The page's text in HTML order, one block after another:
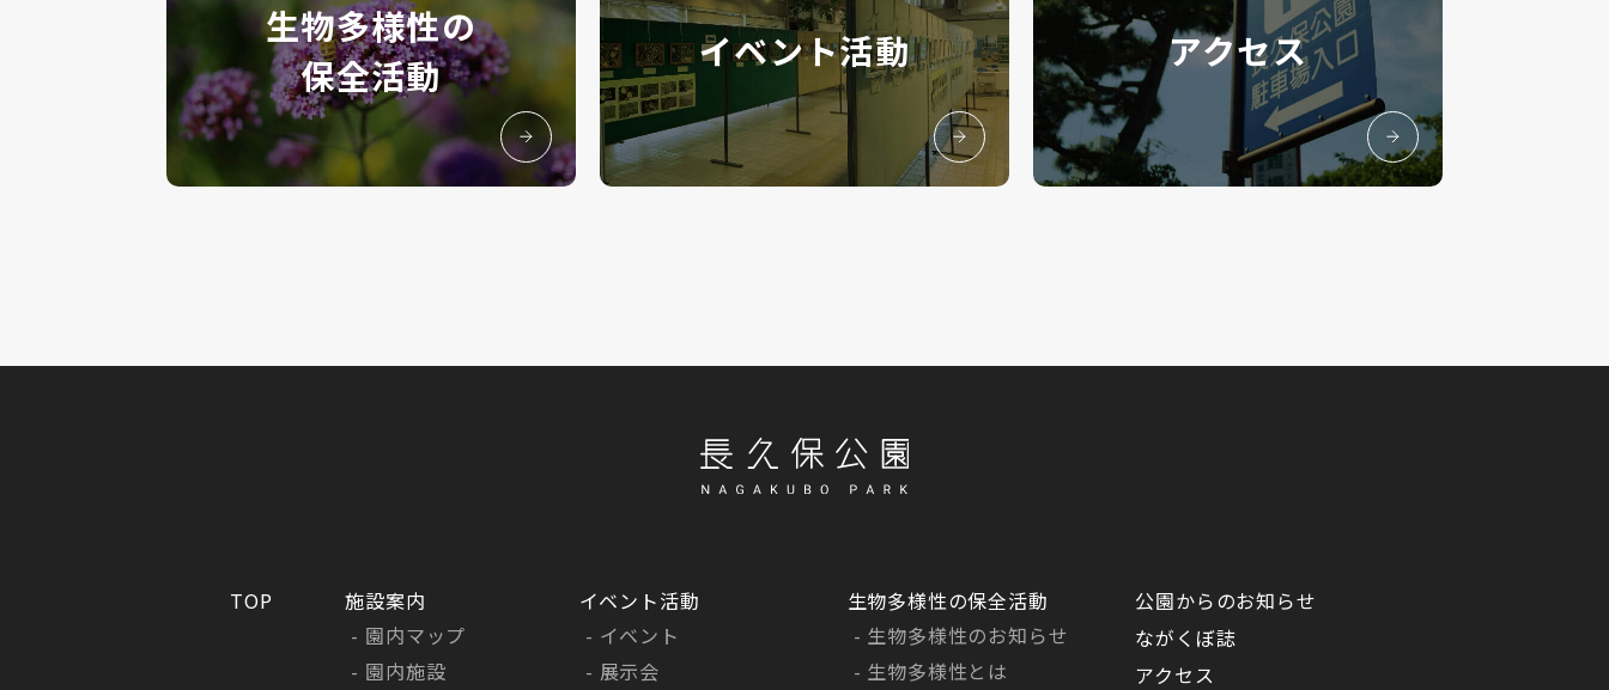
生物多様性の
保全活動
イベント活動 アクセス
TOP
施設案内
園内マップ
園内施設
イベント活動
イベント
展示会
生物多様性の保全活動
生物多様性のお知らせ
生物多様性とは
公園からのお知らせ
ながくぼ誌
アクセス